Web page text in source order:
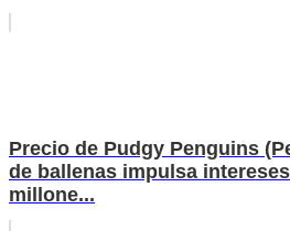
Precio de Pudgy Penguins
de ballenas impulsa
millone...